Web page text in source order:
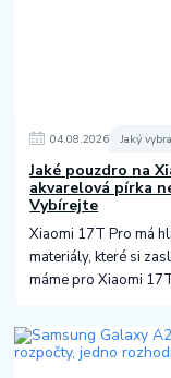
04.08.2026 Jaký
Jaké pouzdro na
akvarelová pírka
Vybírejte
Xiaomi 17T Pro má
materiály, které si
máme pro Xiaomi